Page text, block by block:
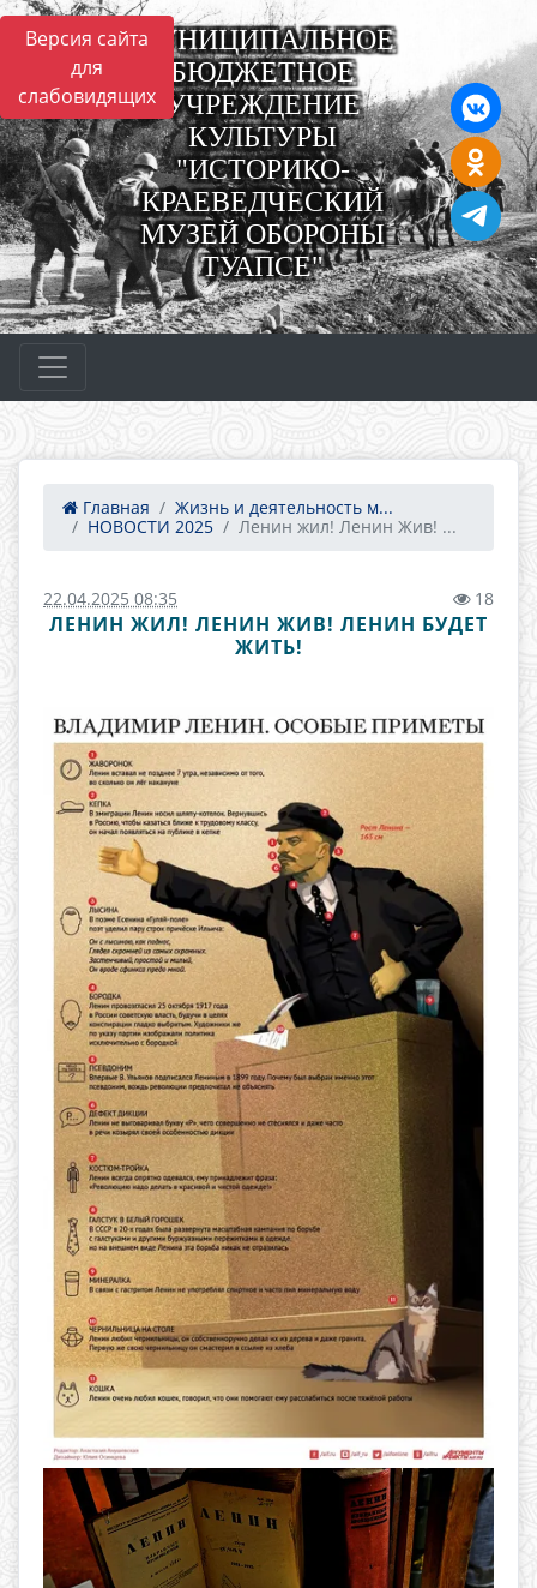
Версия сайта
для
слабовидящих
МУНИЦИПАЛЬНОЕ
БЮДЖЕТНОЕ
УЧРЕЖДЕНИЕ
КУЛЬТУРЫ
"ИСТОРИКО-
КРАЕВЕДЧЕСКИЙ
МУЗЕЙ ОБОРОНЫ
ТУАПСЕ"
Главная
Жизнь и деятельность м...
НОВОСТИ 2025
Ленин жил! Ленин Жив! ...
22.04.2025 08:35 18
ЛЕНИН ЖИЛ! ЛЕНИН ЖИВ! ЛЕНИН БУДЕТ
ЖИТЬ!